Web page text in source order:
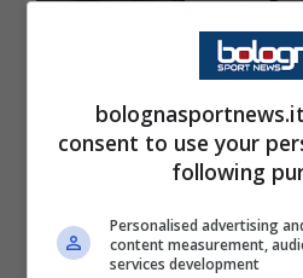
Rassegna Stampa
Bologna-
Ferguson
decisione
Italiano
consent to use your
following
Personalised advertising
content measurement,
services development